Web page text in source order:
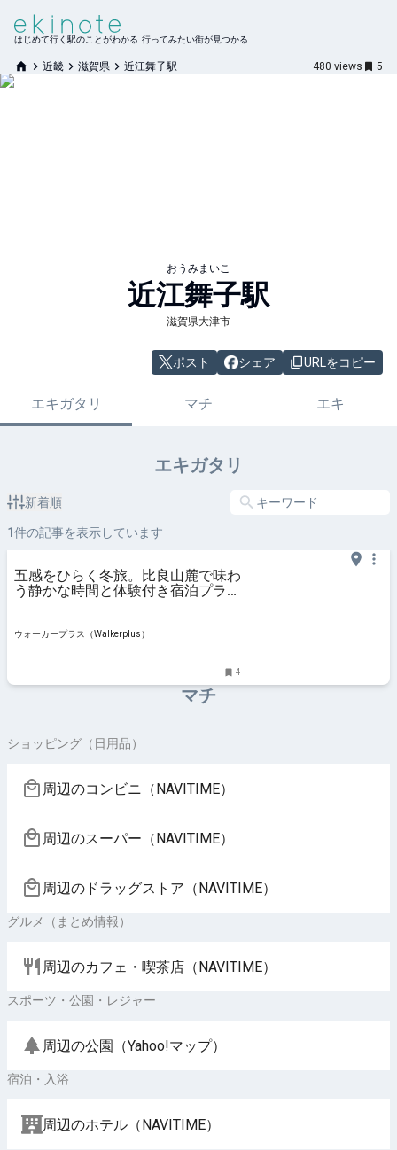
はじめて行く駅のことがわかる 行ってみたい街が見つかる
近畿 滋賀県 近江舞子駅 480 views 5
おうみまいこ
近江舞子駅
滋賀県大津市
ポスト シェア URLをコピー
エキガタリ マチ エキ
エキガタリ
新着順
1件の記事を表示しています
五感をひらく冬旅。比良山麓で味わ
う静かな時間と体験付き宿泊プラン
ウォーカープラス（Walkerplus）
4
マチ
ショッピング（日用品）
周辺のコンビニ（NAVITIME）
周辺のスーパー（NAVITIME）
周辺のドラッグストア（NAVITIME）
グルメ（まとめ情報）
周辺のカフェ・喫茶店（NAVITIME）
スポーツ・公園・レジャー
周辺の公園（Yahoo!マップ）
宿泊・入浴
周辺のホテル（NAVITIME）